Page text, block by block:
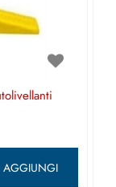
AGGIUNGI